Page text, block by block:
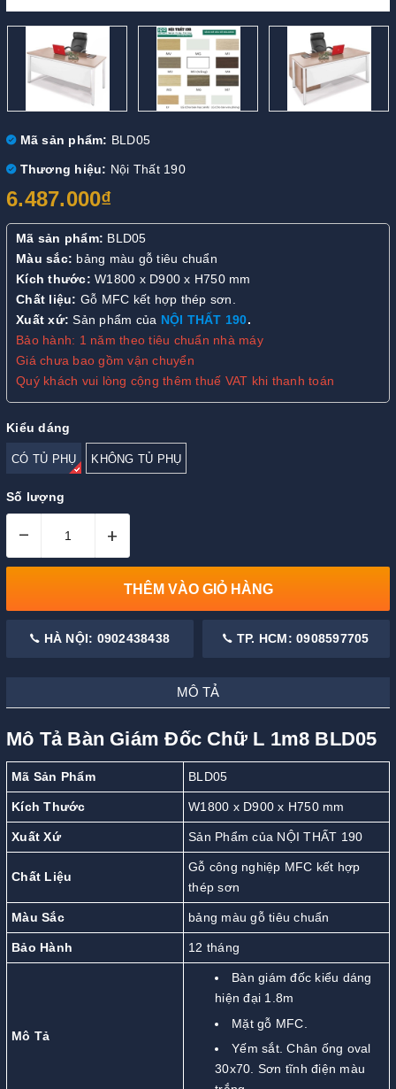
Mã sản phẩm: BLD05
Thương hiệu: Nội Thất 190
6.487.000₫
Mã sản phẩm: BLD05
Màu sắc: bảng màu gỗ tiêu chuẩn
Kích thước: W1800 x D900 x H750 mm
Chất liệu: Gỗ MFC kết hợp thép sơn.
Xuất xứ: Sản phẩm của NỘI THẤT 190.
Bảo hành: 1 năm theo tiêu chuẩn nhà máy
Giá chưa bao gồm vận chuyển
Quý khách vui lòng cộng thêm thuế VAT khi thanh toán
Kiểu dáng
CÓ TỦ PHỤ KHÔNG TỦ PHỤ
Số lượng
– +
THÊM VÀO GIỎ HÀNG
HÀ NỘI: 0902438438 TP. HCM: 0908597705
MÔ TẢ
Mô Tả Bàn Giám Đốc Chữ L 1m8 BLD05
Mã Sản Phẩm BLD05
Kích Thước W1800 x D900 x H750 mm
Xuất Xứ Sản Phẩm của NỘI THẤT 190
Chất Liệu
Gỗ công nghiệp MFC kết hợp
thép sơn
Màu Sắc bảng màu gỗ tiêu chuẩn
Bảo Hành 12 tháng
Mô Tả
Bàn giám đốc kiểu dáng
hiện đại 1.8m
Mặt gỗ MFC.
Yếm sắt. Chân ống oval
30x70. Sơn tĩnh điện màu